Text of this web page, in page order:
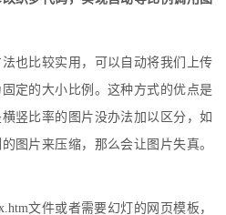
也比较实用，可以自动将我们上传
定的大小比例。这种方式的优点是
竖比率的图片没办法加以区分，如
图片来压缩，那么会让图片失真。
文件或者需要幻灯的网页模板，